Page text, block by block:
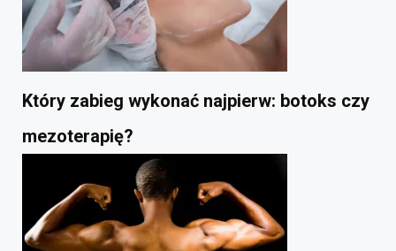
Który zabieg wykonać najpierw: botoks czy
mezoterapię?